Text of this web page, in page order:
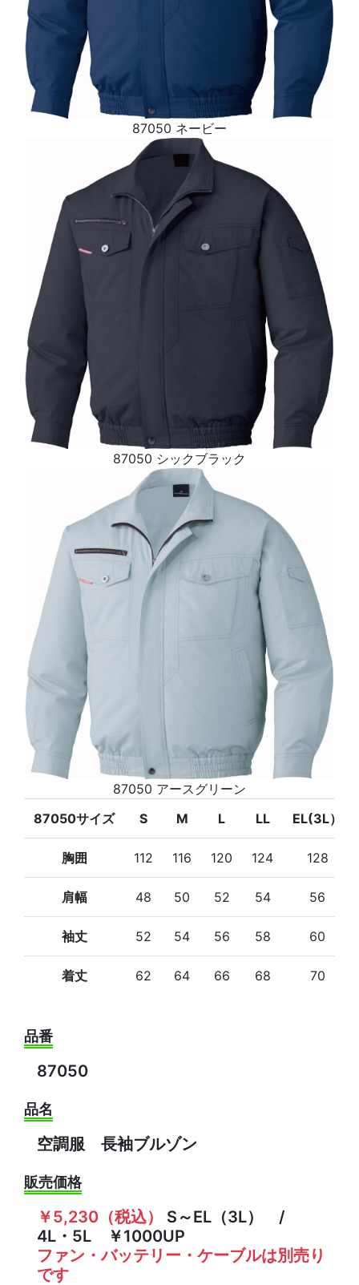
87050 ネービー
87050 シックブラック
87050 アースグリーン
87050サイズ
S M L LL EL(3L）
胸囲 112 116 120 124 128
肩幅 48 50 52 54 56
袖丈 52 54 56 58 60
着丈 62 64 66 68 70
品番
87050
品名
空調服 長袖ブルゾン
販売価格
￥5,230（税込）
S～EL（3L） /
4L・5L ￥1000UP
ファン・バッテリー・ケーブルは別売り
です